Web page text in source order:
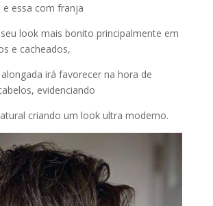
e essa com franja
look mais bonito principalmente em
e cacheados,
irá favorecer na hora de
evidenciando
criando um look ultra moderno.